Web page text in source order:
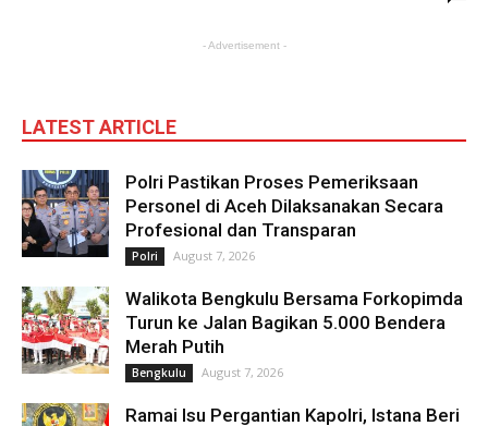
- Advertisement -
LATEST ARTICLE
Polri Pastikan Proses Pemeriksaan
Personel di Aceh Dilaksanakan Secara
Profesional dan Transparan
Polri August 7, 2026
Walikota Bengkulu Bersama Forkopimda
Turun ke Jalan Bagikan 5.000 Bendera
Merah Putih
Bengkulu August 7, 2026
Ramai Isu Pergantian Kapolri, Istana Beri